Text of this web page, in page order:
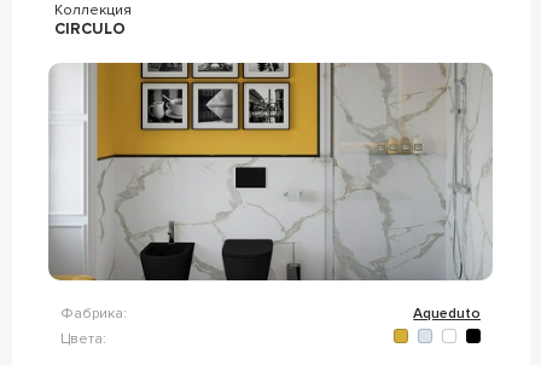
Коллекция
CIRCULO
Фабрика:
Aqueduto
Цвета: